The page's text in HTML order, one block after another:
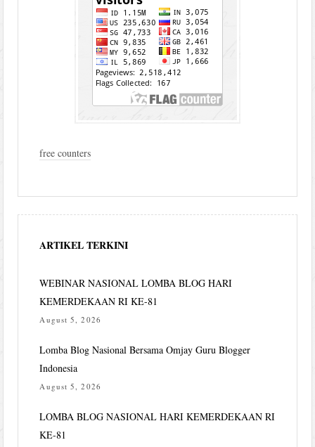
free counters
ARTIKEL TERKINI
WEBINAR NASIONAL LOMBA BLOG HARI
KEMERDEKAAN RI KE-81
August 5, 2026
Lomba Blog Nasional Bersama Omjay Guru Blogger
Indonesia
August 5, 2026
LOMBA BLOG NASIONAL HARI KEMERDEKAAN RI
KE-81